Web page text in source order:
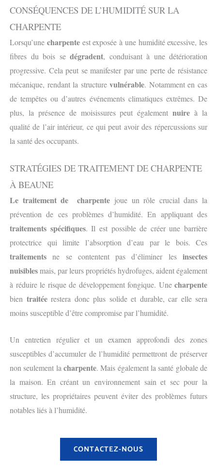
CONSÉQUENCES DE L’HUMIDITÉ SUR LA
CHARPENTE
Lorsqu’une charpenteest exposée à une humidité excessive, les
fibres du bois sedégradent, conduisant à une détérioration
progressive. Cela peut se manifester par une perte de résistance
mécanique, rendant la structurevulnérable. Notamment en cas
de tempêtes ou d’autres événements climatiques extrêmes. De
plus, la présence de moisissures peut égalementnuire à la
qualité de l’air intérieur, ce qui peut avoir des répercussions sur
la santé des occupants.
STRATÉGIES DE TRAITEMENT DE CHARPENTE
À BEAUNE
Le traitement de charpente joue un rôle crucial dans la
prévention de ces problèmes d’humidité. En appliquant des
traitements spécifiques. Il est possible de créer une barrière
protectrice qui limite l’absorption d’eau par le bois. Ces
traitements ne se contentent pas d’éliminer les insectes
nuisiblesmais, par leurs propriétés hydrofuges, aident également
à réduire le risque de développement fongique. Une charpente
bien traitéerestera donc plus solide et durable, car elle sera
moins susceptible d’être compromise par l’humidité.
Un entretien régulier et un examen approfondi des zones
susceptibles d’accumuler de l’humidité permettront de préserver
non seulement la charpente. Mais également la santé globale de
la maison. En créant un environnement sain et sec pour la
structure, les propriétaires peuvent éviter des problèmes futurs
notables liés à l’humidité.
CONTACTEZ-NOUS